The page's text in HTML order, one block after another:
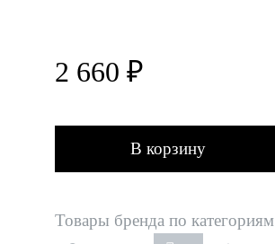
2 660 ₽
В корзину
Товары бренда по категориям